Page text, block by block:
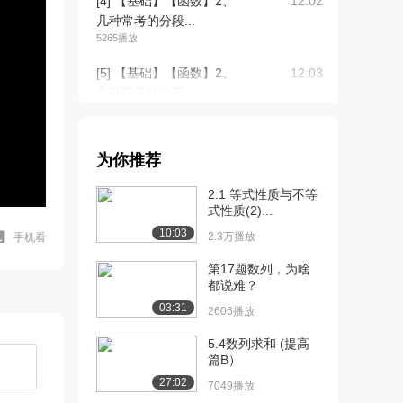
手机看
几种常考的分段...
5265播放
[5] 【基础】【函数】2、
12:03
2514播放
[7] 【基础】【函数】3、
14:32
[8] 【基础】【函数】3、
14:38
[9] 【基础】【函数】3、
14:25
为你推荐
10:03
2.1 等式性质与不等
式性质(2)...
2.3万播放
03:31
第17题数列，为啥
都说难？
2606播放
27:02
5.4数列求和 (提高
篇B）
7049播放